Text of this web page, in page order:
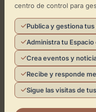
Discoteca
Un espacio para la
Vértigo Azuaga se
nocturno en la
Directorio de Arte
centro de control para
Publica y gestiona tus
Administra tu Espacio
Crea eventos y
Recibe y responde
Sigue las visitas de